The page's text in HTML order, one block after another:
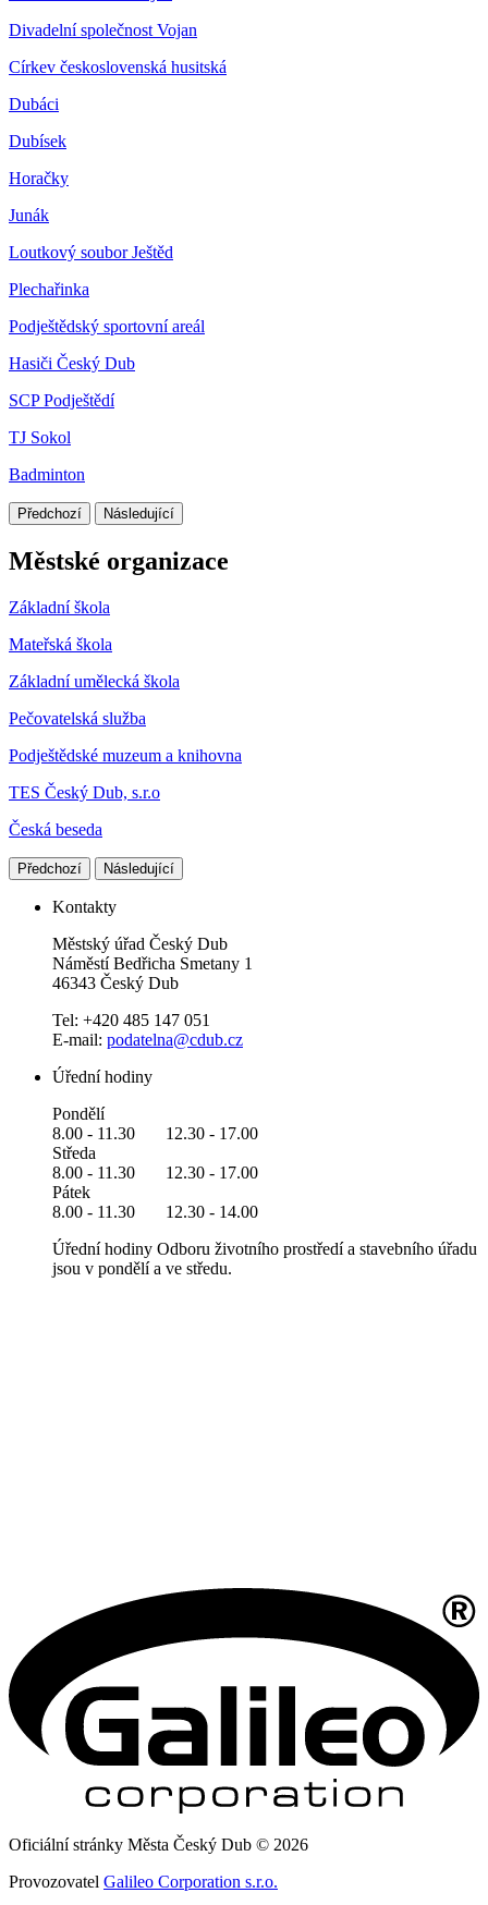
Divadelní společnost Vojan
Církev československá husitská
Dubáci
Dubísek
Horačky
Junák
Loutkový soubor Ještěd
Plechařinka
Podještědský sportovní areál
Hasiči Český Dub
SCP Podještědí
TJ Sokol
Badminton
Předchozí Následující
Městské organizace
Základní škola
Mateřská škola
Základní umělecká škola
Pečovatelská služba
Podještědské muzeum a knihovna
TES Český Dub, s.r.o
Česká beseda
Předchozí Následující
Kontakty
Městský úřad Český Dub
Náměstí Bedřicha Smetany 1
46343 Český Dub
Tel: +420 485 147 051
E-mail: podatelna@cdub.cz
Úřední hodiny
Pondělí
8.00 - 11.30 12.30 - 17.00
Středa
8.00 - 11.30 12.30 - 17.00
Pátek
8.00 - 11.30 12.30 - 14.00
Úřední hodiny Odboru životního prostředí a stavebního úřadu
jsou v pondělí a ve středu.
Oficiální stránky Města Český Dub © 2026
Provozovatel Galileo Corporation s.r.o.